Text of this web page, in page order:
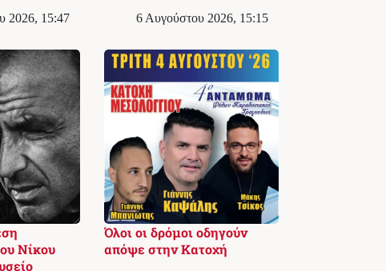
2026, 15:47 6 Αυγούστου 2026, 15:15
Νίκου
Όλοι οι δρόμοι οδηγούν
απόψε στην Κατοχή